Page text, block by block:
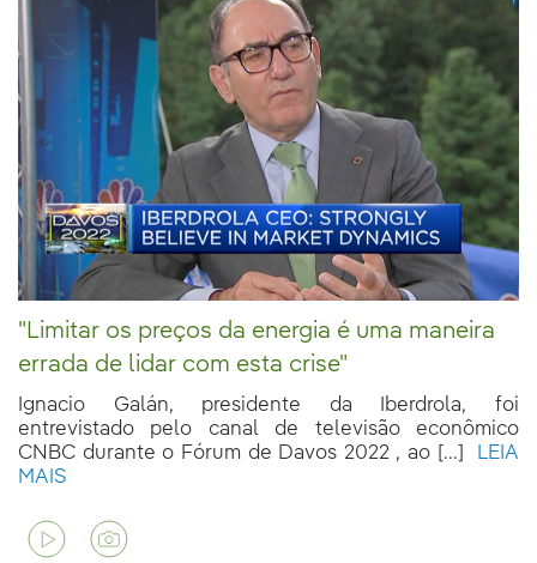
"Limitar os preços da energia é uma maneira
errada de lidar com esta crise"
Ignacio Galán, presidente da Iberdrola, foi
entrevistado pelo canal de televisão econômico
CNBC durante o Fórum de Davos 2022 , ao [...]
LEIA
MAIS